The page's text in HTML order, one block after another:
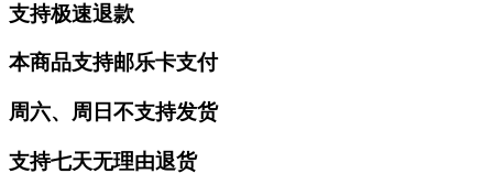
支持极速退款
本商品支持邮乐卡支付
周六、周日不支持发货
支持七天无理由退货